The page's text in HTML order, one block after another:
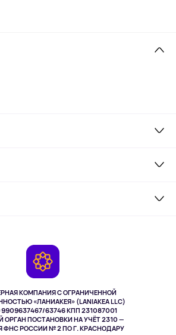
КОМПАНИЯ С ОГРАНИЧЕННОЙ
«ЛАНИАКЕЯ» (LANIAKEA LLC)
63746 КПП 231087001
ОРГАН ПОСТАНОВКИ НА УЧЁТ 2310 —
ФНС РОССИИ № 2 ПО Г. КРАСНОДАРУ